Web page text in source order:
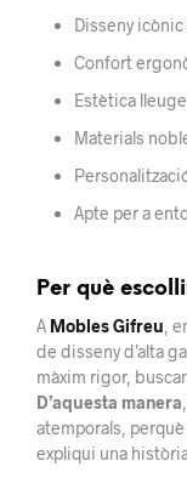
Disseny
Confort
Estètica
Materials
Apte per a
Per què
A Mobles Gifreu ,
de disseny d’alta
màxim rigor,
D’aquesta manera
atemporals,
expliqui una